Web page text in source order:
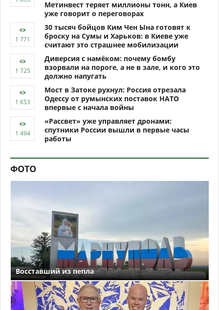
Метинвест теряет миллионы тонн, а Киев
уже говорит о переговорах
30 тысяч бойцов Ким Чен Ына готовят к
броску на Сумы и Харьков: в Киеве уже
считают это страшнее мобилизации
Диверсия с намёком: почему бомбу
взорвали на пороге, а не в зале, и кого это
должно напугать
Мост в Затоке рухнул: Россия отрезала
Одессу от румынских поставок НАТО
впервые с начала войны
«Рассвет» уже управляет дронами:
спутники России вышли в первые часы
работы
ФОТО
Восставший из пепла